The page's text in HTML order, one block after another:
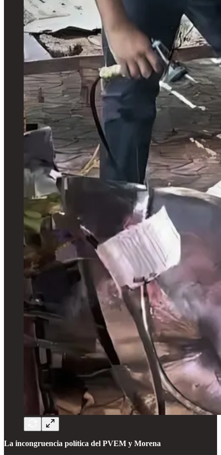
La incongruencia política del PVEM y Morena